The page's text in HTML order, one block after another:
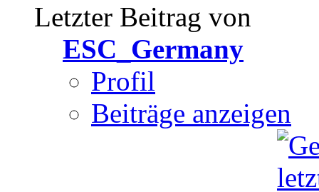
Letzter Beitrag von
ESC_Germany
Profil
Beiträge anzeigen